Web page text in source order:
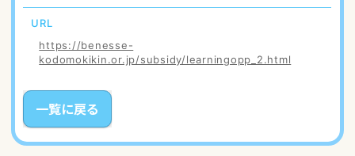
URL
https://benesse-
kodomokikin.or.jp/subsidy/learningopp_2.html
一覧に戻る